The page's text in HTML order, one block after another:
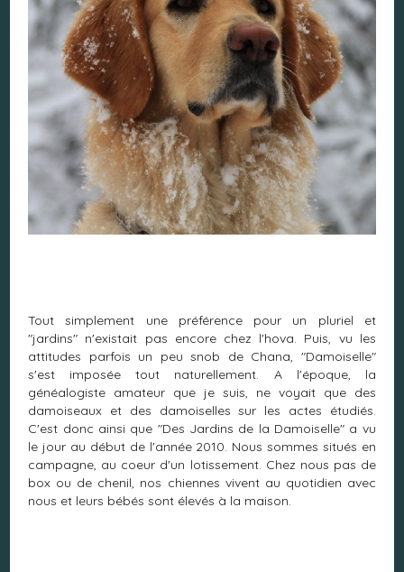
Tout simplement une préférence pour un pluriel et
"jardins" n'existait pas encore chez l'hova. Puis, vu les
attitudes parfois un peu snob de Chana, "Damoiselle"
s'est imposée tout naturellement. A l'époque, la
généalogiste amateur que je suis, ne voyait que des
damoiseaux et des damoiselles sur les actes étudiés.
C'est donc ainsi que "Des Jardins de la Damoiselle" a vu
le jour au début de l'année 2010. Nous sommes situés en
campagne, au coeur d'un lotissement. Chez nous pas de
box ou de chenil, nos chiennes vivent au quotidien avec
nous et leurs bébés sont élevés à la maison.